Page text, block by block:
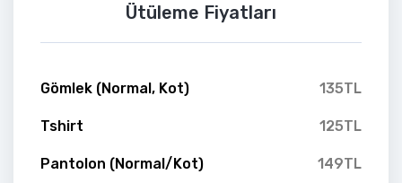
Ütüleme Fiyatları
Gömlek (Normal, Kot) 135TL
Tshirt 125TL
Pantolon (Normal/Kot) 149TL